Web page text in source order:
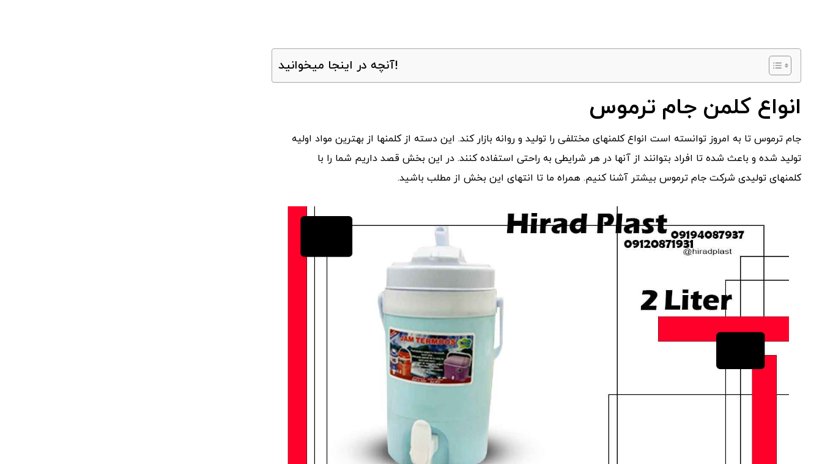
آنچه در اینجا میخوانید!
انواع کلمن جام ترموس
جام ترموس تا به امروز توانسته است انواع کلمنهای مختلفی را تولید و روانه بازار کند. این دسته از کلمنها از بهترین مواد اولیه
تولید شده و باعث شده تا افراد بتوانند از آنها در هر شرایطی به راحتی استفاده کنند. در این بخش قصد داریم شما را با
کلمنهای تولیدی شرکت جام ترموس بیشتر آشنا کنیم. همراه ما تا انتهای این بخش از مطلب باشید.